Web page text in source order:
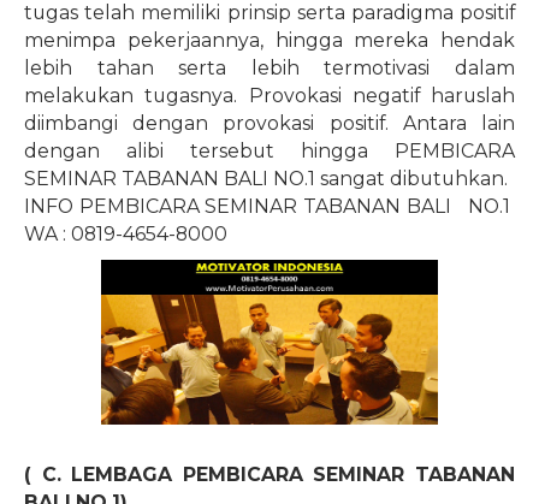
tugas telah memiliki prinsip serta paradigma positif
menimpa pekerjaannya, hingga mereka hendak
lebih tahan serta lebih termotivasi dalam
melakukan tugasnya. Provokasi negatif haruslah
diimbangi dengan provokasi positif. Antara lain
dengan alibi tersebut hingga PEMBICARA
SEMINAR TABANAN BALI NO.1 sangat dibutuhkan.
INFO PEMBICARA SEMINAR TABANAN BALI NO.1
WA : 0819-4654-8000
( C. LEMBAGA PEMBICARA SEMINAR TABANAN